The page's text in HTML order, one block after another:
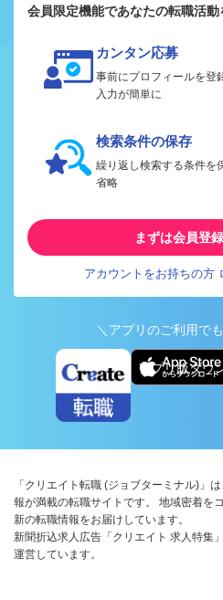
会員限定機能であなたの転職活動
カンタン応募
事前にプロフィールを登
入力が簡単に
検索条件の保存
繰り返し検索する条件を
省略
まずは会員登
アカウントをお持ちの方
＼アプリのご利用で
アプリ版ダウ
「クリエイト転職 (ジョブターミナル)」
報が満載の転職サイトです。 地域密着を
新の転職情報をお届けしています。
新聞折込求人広告「クリエイト 求人特集
運営しています。